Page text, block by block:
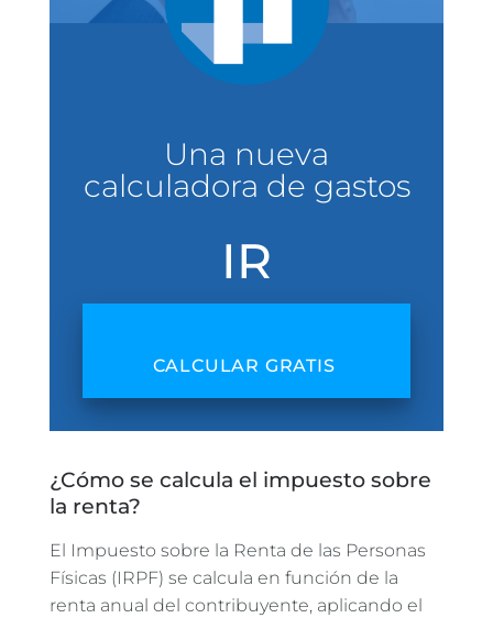
Una nueva
calculadora de gastos
IR
CALCULAR GRATIS
¿Cómo se calcula el impuesto sobre
la renta?
El Impuesto sobre la Renta de las Personas
Físicas (IRPF) se calcula en función de la
renta anual del contribuyente, aplicando el